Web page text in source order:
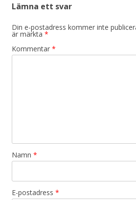
Lämna ett svar
Din e-postadress kommer inte
är märkta *
Kommentar *
Namn *
E-postadress *